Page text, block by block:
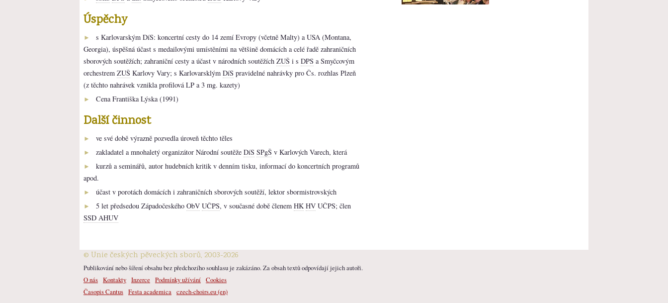
Úspěchy
►
s Karlovarským DíS: koncertní cesty do 14 zemí Evropy (včetně Malty) a USA (Montana,
Georgia), úspěšná účast s medailovými umístěními na většině domácích a celé řadě zahraničních
sborových soutěžích; zahraniční cesty a účast v národních soutěžích ZUŠ i s DPS a Smyčcovým
orchestrem ZUŠ Karlovy Vary; s Karlovarsklým DíS pravidelné nahrávky pro Čs. rozhlas Plzeň
(z těchto nahrávek vznikla profilová LP a 3 mg. kazety)
► Cena Františka Lýska (1991)
Další činnost
► ve své době výrazně pozvedla úroveň těchto těles
► zakladatel a mnohaletý organizátor Národní soutěže DíS SPgŠ v Karlových Varech, která
►
kurzů a seminářů, autor hudebních kritik v denním tisku, informací do koncertních programů
apod.
► účast v porotách domácích i zahraničních sborových soutěží, lektor sbormistrovských
► 5 let předsedou Západočeského ObV UČPS, v současné době členem HK HV UČPS; člen
SSD AHUV
© Unie českých pěveckých sborů, 2003-2026
Publikování nebo šíření obsahu bez předchozího souhlasu je zakázáno. Za obsah textů odpovídají jejich autoři.
O nás Kontakty Inzerce Podmínky užívání Cookies
Časopis Cantus Festa academica czech-choirs.eu (en)